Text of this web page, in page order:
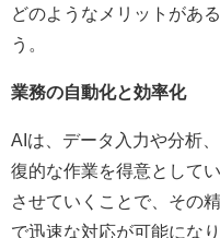
どのようなメリットがあ
う。
業務の自動化と効率化
AIは、データ入力や分析
復的な作業を得意として
させていくことで、その
で迅速な対応が可能にな